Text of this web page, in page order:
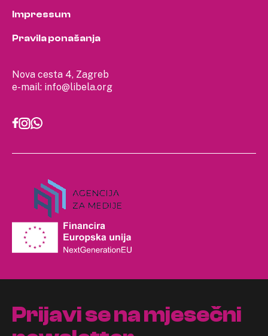
Nova cesta 4, Zagreb
e-mail: info@libela.org
Impressum
Pravila ponašanja
Prijavi se na mjesečni